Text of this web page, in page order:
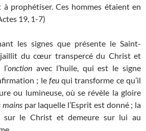
prophétiser. Ces hommes étaient en
19, 1-7)
les signes que présente le Saint-
du cœur transpercé du Christ et
onctionavec l’huile, qui est le signe
; le feuqui transforme ce qu’il
ou lumineuse, où se révèle la gloire
mains par laquelle l’Esprit est donné ; la
sur le Christ et demeure sur lui au